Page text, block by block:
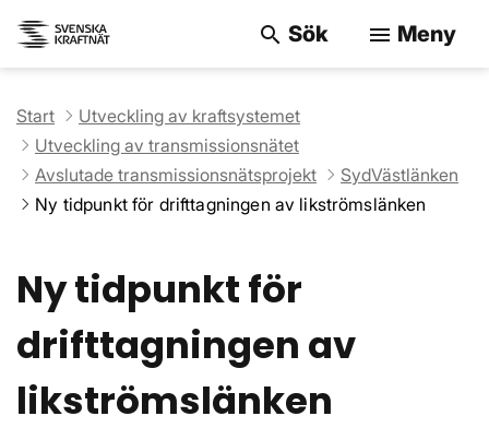
search Sök menu Meny
Start
Utveckling av kraftsystemet
Utveckling av transmissionsnätet
Avslutade transmissionsnätsprojekt
SydVästlänken
Ny tidpunkt för drifttagningen av likströmslänken
Ny tidpunkt för
drifttagningen av
likströmslänken